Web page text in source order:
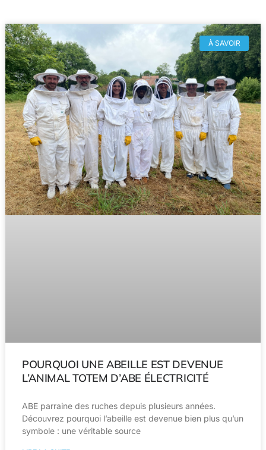
À SAVOIR
POURQUOI UNE ABEILLE EST DEVENUE
L’ANIMAL TOTEM D’ABE ÉLECTRICITÉ
ABE parraine des ruches depuis plusieurs années.
Découvrez pourquoi l’abeille est devenue bien plus qu’un
symbole : une véritable source